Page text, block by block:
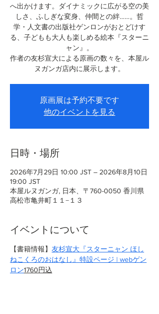
へ出かけます。ダイナミックに広がる空の美
しさ、ふしぎな変身、仲間との絆……。哲
学・人文書の出版社ゲンロンがおとどけす
る、子どもも大人も楽しめる絵本『スターニ
ャン』。
作者の友杉宣大による原画の数々を、本屋ル
ヌガンガ店内に展示します。
原画展は予約不要です
他のイベントを見る
日時・場所
2026年7月29日 10:00 JST – 2026年8月10日
19:00 JST
本屋ルヌガンガ, 日本、〒760-0050 香川県
高松市亀井町１１−１３
イベントについて
【書籍情報】 友杉宣大『スターニャン ほし
ねこくろのおはなし』特設ページ | webゲン
ロン1760円込